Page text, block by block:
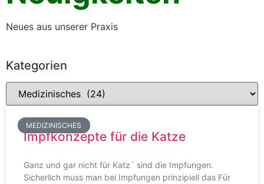
Neues aus unserer Praxis
Kategorien
MEDIZINISCHES
Impfkonzepte für die Katze
Ganz und gar nicht für Katz´ sind die Impfungen.
Sicherlich muss man bei Impfungen prinzipiell das Für